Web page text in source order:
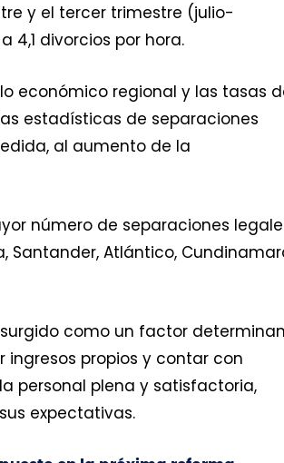
y el tercer trimestre (julio-
4,1 divorcios por hora.
económico regional y las tasas
estadísticas de separaciones
al aumento de la
número de separaciones
Santander, Atlántico,
como un factor
ingresos propios y contar con
personal plena y satisfactoria,
expectativas.